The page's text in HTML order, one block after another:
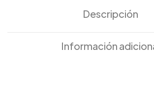
Descripción
Información